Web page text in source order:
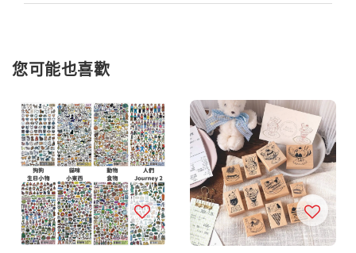
您可能也喜歡